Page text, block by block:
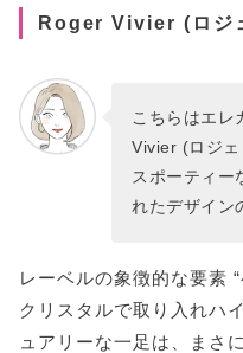
Roger Vivier (ロジ
こちらはエレ
Vivier (ロジェ
スポーティー
れたデザイン
レーベルの象徴的な要素
クリスタルで取り入れハ
ュアリーな一足は、まさ